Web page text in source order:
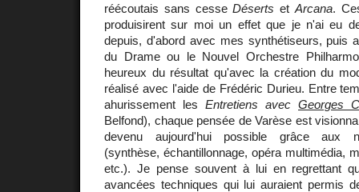
réécoutais sans cesseDéserts et Arcana.
produisirent sur moi un effet que je n'ai eu
depuis, d'abord avec mes synthétiseurs, puis
du Drame ou le Nouvel Orchestre
heureux du résultat qu'avec la création du
réalisé avec l'aide de Frédéric Durieu. Entre
ahurissement les Entretiens avec Georges
Belfond), chaque pensée de Varèse est
devenu aujourd'hui possible grâce aux
(synthèse, échantillonnage, opéra multimédia,
etc.). Je pense souvent à lui en regrettant
avancées techniques qui lui auraient permis